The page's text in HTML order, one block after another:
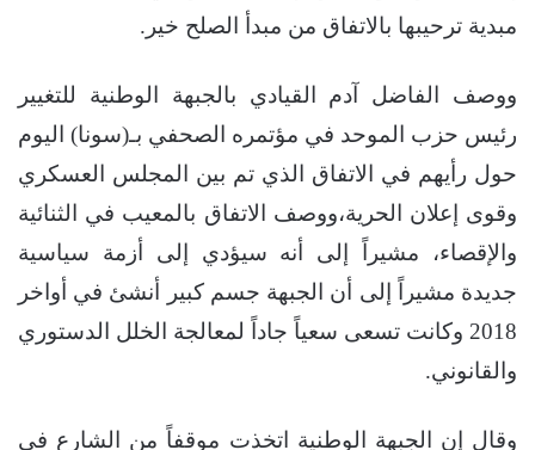
مبدية ترحيبها بالاتفاق من مبدأ الصلح خير.
ووصف الفاضل آدم القيادي بالجبهة الوطنية للتغيير
رئيس حزب الموحد في مؤتمره الصحفي بـ(سونا) اليوم
حول رأيهم في الاتفاق الذي تم بين المجلس العسكري
وقوى إعلان الحرية،ووصف الاتفاق بالمعيب في الثنائية
والإقصاء، مشيراً إلى أنه سيؤدي إلى أزمة سياسية
جديدة مشيراً إلى أن الجبهة جسم كبير أنشئ في أواخر
2018 وكانت تسعى سعياً جاداً لمعالجة الخلل الدستوري
والقانوني.
وقال إن الجبهة الوطنية اتخذت موقفاً من الشارع في